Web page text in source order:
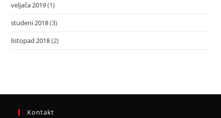
veljača 2019(1)
studeni 2018(3)
listopad 2018(2)
Kontakt